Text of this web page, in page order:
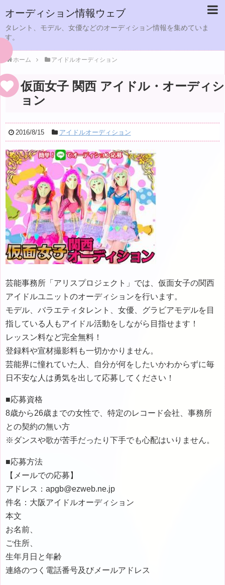
オーディション情報ウェブ
タレント、モデル、女優などのオーディション情報を集めていま
す。
ホーム アイドルオーディション
仮面女子 関西 アイドル・オーディシ
ョン
2016/8/15 アイドルオーディション
芸能事務所「アリスプロジェクト」では、仮面女子の関西
アイドルユニットのオーディションを行います。
モデル、バラエティタレント、女優、グラビアモデルを目
指している人もアイドル活動をしながら目指せます！
レッスン料など完全無料！
登録料や宣材撮影料も一切かかりません。
芸能界に憧れていた人、自分が何をしたいかわからずに毎
日不安な人は勇気を出して応募してください！
■応募資格
8歳から26歳までの女性で、特定のレコード会社、事務所
との契約の無い方
※ダンスや歌が苦手だったり下手でも心配はいりません。
■応募方法
【メールでの応募】
アドレス：apgb@ezweb.ne.jp
件名：大阪アイドルオーディション
本文
お名前、
ご住所、
生年月日と年齢
連絡のつく電話番号及びメールアドレス